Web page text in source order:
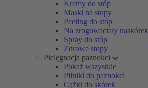
Kremy do stóp
Maski na stopy
Peeling do stóp
Na zrogowaciały naskórek
Spray do stóp
Zdrowe stopy
Pielęgnacja paznokci
Pokaż wszystkie
Pilniki do paznokci
Cążki do skórek